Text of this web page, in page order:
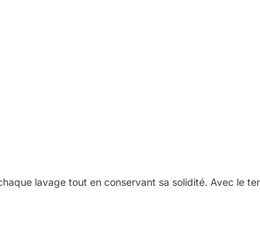
lavage tout en conservant sa solidité. Avec le